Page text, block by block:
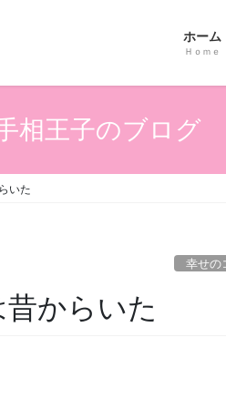
ホーム
Ｈｏｍｅ
相王子のブログ
いた
幸せの
からいた